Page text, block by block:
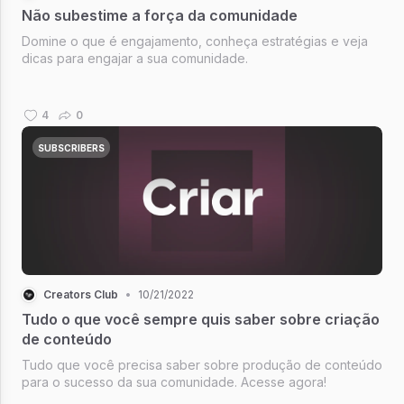
Não subestime a força da comunidade
Domine o que é engajamento, conheça estratégias e veja
dicas para engajar a sua comunidade.
4 0
SUBSCRIBERS
Creators Club • 10/21/2022
Tudo o que você sempre quis saber sobre criação
de conteúdo
Tudo que você precisa saber sobre produção de conteúdo
para o sucesso da sua comunidade. Acesse agora!